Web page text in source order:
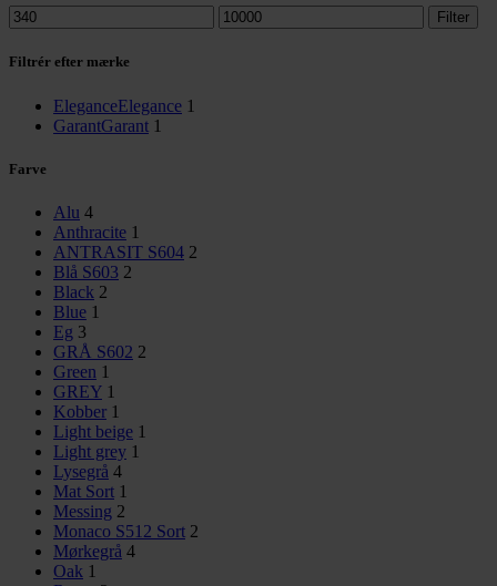
Mindste
pris
Højeste
pris
Filter
Filtrér efter mærke
EleganceElegance 1
GarantGarant 1
Farve
Alu 4
Anthracite 1
ANTRASIT S604 2
Blå S603 2
Black 2
Blue 1
Eg 3
GRÅ S602 2
Green 1
GREY 1
Kobber 1
Light beige 1
Light grey 1
Lysegrå 4
Mat Sort 1
Messing 2
Monaco S512 Sort 2
Mørkegrå 4
Oak 1